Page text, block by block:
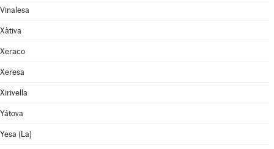
Vinalesa
Xàtiva
Xeraco
Xeresa
Xirivella
Yátova
Yesa (La)